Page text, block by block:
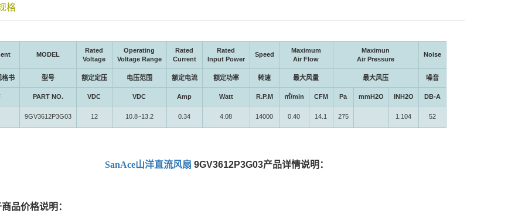
格
MODEL
Rated
Voltage
Operating
Voltage Range
Rated
Current
Rated
Input Power
Speed
Maximum
Air Flow
Maximun
Air Pressure
Noise
格书 型号 额定定压 电压范围 额定电流 额定功率 转速 最大风量 最大风压 噪音
PART NO. VDC VDC Amp Watt R.P.M ㎥/min CFM Pa mmH2O INH2O DB-A
9GV3612P3G03 12 10.8~13.2 0.34 4.08 14000 0.40 14.1 275 1.104 52
SanAce山洋直流风扇 9GV3612P3G03产品详情说明：
品价格说明：